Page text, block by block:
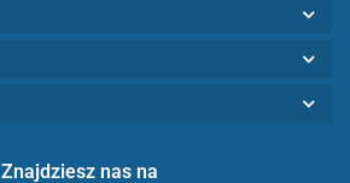
Znajdziesz nas na